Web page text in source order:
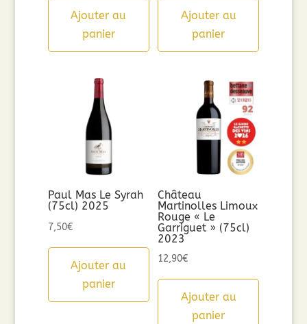
Ajouter au
panier
Ajouter au
panier
Paul Mas Le Syrah
(75cl) 2025
7,50€
Ajouter au
panier
Château
Martinolles Limoux
Rouge « Le
Garriguet » (75cl)
2023
12,90€
Ajouter au
panier